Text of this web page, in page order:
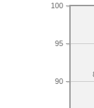
90
95
100